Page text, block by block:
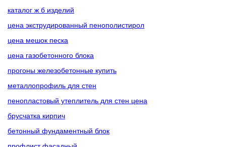
каталог ж б изделий
цена экструдированный пенополистирол
цена мешок песка
цена газобетонного блока
прогоны железобетонные купить
металлопрофиль для стен
пенопластовый утеплитель для стен цена
брусчатка кирпич
бетонный фундаментный блок